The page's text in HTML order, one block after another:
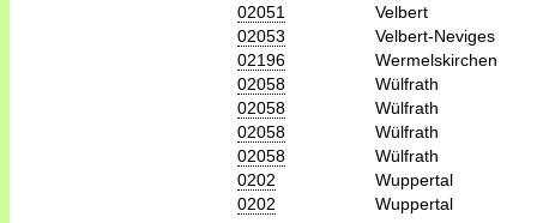
02051
Velbert
02053
Velbert-Neviges
02196
Wermelskirchen
02058
Wülfrath
02058
Wülfrath
02058
Wülfrath
02058
Wülfrath
0202
Wuppertal
0202
Wuppertal